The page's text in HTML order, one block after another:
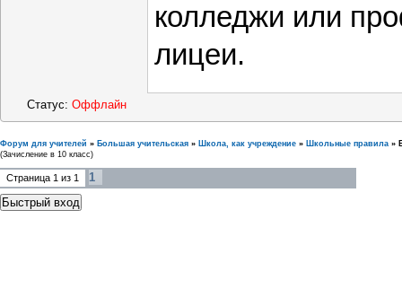
колледжи или
лицеи.
Статус: Оффлайн
Форум для учителей » Большая учительская » Школа, как учреждение » Школьные правила »
(Зачисление в 10 класс)
Страница 1 из 1 1